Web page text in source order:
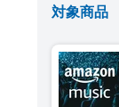
対象商品